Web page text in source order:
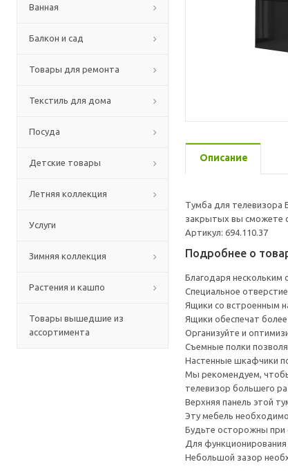
Ванная
Балкон и сад
Товары для ремонта
Текстиль для дома
Посуда
Детские товары
Летняя коллекция
Услуги
Зимняя коллекция
Растения и кашпо
Товары вышедшие из
ассортимента
Описание
Тумба для
закрытых вы сможете
Артикул: 694.110.37
Подробнее о
Благодаря нескольким
Специальное
Ящики со встроенным
Ящики обеспечат
Организуйте и
Съемные полки
Настенные шкафчики
Мы рекомендуем,
телевизор большего
Верхняя панель этой
Эту мебель
Будьте осторожны при
Для
Небольшой зазор